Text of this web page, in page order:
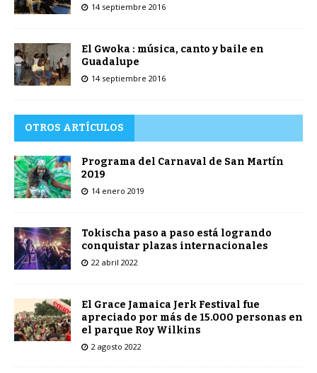
14 septiembre 2016
El Gwoka : música, canto y baile en
Guadalupe
14 septiembre 2016
OTROS ARTÍCULOS
Programa del Carnaval de San Martín
2019
14 enero 2019
Tokischa paso a paso está logrando
conquistar plazas internacionales
22 abril 2022
El Grace Jamaica Jerk Festival fue
apreciado por más de 15.000 personas en
el parque Roy Wilkins
2 agosto 2022